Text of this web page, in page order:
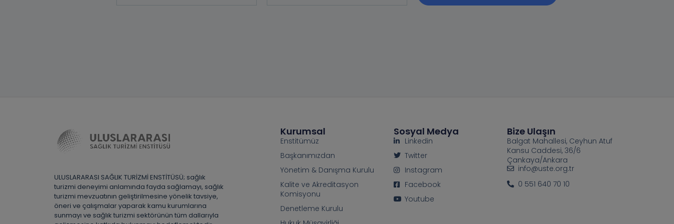
ULUSLARARASI SAĞLIK TURİZMİ ENSTİTÜSÜ; sağlık
turizmi deneyimi anlamında fayda sağlamayı, sağlık
turizmi mevzuatının geliştirilmesine yönelik tavsiye,
öneri ve çalışmalar yaparak kamu kurumlarına
sunmayı ve sağlık turizmi sektörünün tüm dallarıyla
Kurumsal
Enstitümüz
Başkanımızdan
Yönetim & Danışma Kurulu
Kalite ve Akreditasyon
Komisyonu
Denetleme Kurulu
Sosyal Medya
Linkedin
Twitter
Instagram
Facebook
Youtube
Bize Ulaşın
Balgat Mahallesi, Ceyhun Atuf
Kansu Caddesi, 36/6
Çankaya/Ankara
info@uste.org.tr
0 551 640 70 10